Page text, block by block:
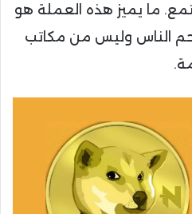
ما يميز هذه العملة هو
الناس وليس من مكاتب